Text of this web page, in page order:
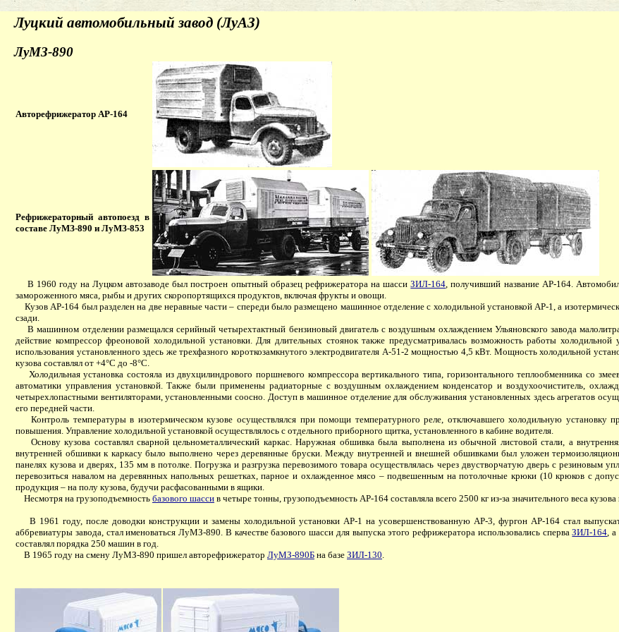
Луцкий автомобильный завод (ЛуАЗ)
ЛуМЗ-890
Авторефрижератор АР-164
Рефрижераторный автопоезд в
составе ЛуМЗ-890 и ЛуМЗ-853
В 1960 году на Луцком автозаводе был построен опытный образец рефрижератора на шассиЗИЛ-164, получивший название АР-164.
замороженного мяса, рыбы и других скоропортящихся продуктов, включая фрукты и овощи.
Кузов АР-164 был разделен на две неравные части – спереди было размещено машинное отделение с холодильной установкой АР-1, а
сзади.
В машинном отделении размещался серийный четырехтактный бензиновый двигатель с воздушным охлаждением Ульяновского завода
действие компрессор фреоновой холодильной установки. Для длительных стоянок также предусматривалась возможность работы
использования установленного здесь же трехфазного короткозамкнутого электродвигателя А-51-2 мощностью 4,5 кВт. Мощность холодильной
кузова составлял от +4°С до -8°С.
Холодильная установка состояла из двухцилиндрового поршневого компрессора вертикального типа, горизонтального теплообменника со
автоматики управления установкой. Также были применены радиаторные с воздушным охлаждением конденсатор и воздухоочиститель,
четырехлопастными вентиляторами, установленными соосно. Доступ в машинное отделение для обслуживания установленных здесь агрегатов
его передней части.
Контроль температуры в изотермическом кузове осуществлялся при помощи температурного реле, отключавшего холодильную установку
повышения. Управление холодильной установкой осуществлялось с отдельного приборного щитка, установленного в кабине водителя.
Основу кузова составлял сварной цельнометаллический каркас. Наружная обшивка была выполнена из обычной листовой стали, а
внутренней обшивки к каркасу было выполнено через деревянные бруски. Между внутренней и внешней обшивками был уложен
панелях кузова и дверях, 135 мм в потолке. Погрузка и разгрузка перевозимого товара осуществлялась через двустворчатую дверь с
перевозиться навалом на деревянных напольных решетках, парное и охлажденное мясо – подвешенным на потолочные крюки (10 крюков с
продукция – на полу кузова, будучи расфасованными в ящики.
Несмотря на грузоподъемность базового шасси в четыре тонны, грузоподъемность АР-164 составляла всего 2500 кг из-за значительного веса
В 1961 году, после доводки конструкции и замены холодильной установки АР-1 на усовершенствованную АР-3, фургон АР-164 стал
аббревиатуры завода, стал именоваться ЛуМЗ-890. В качестве базового шасси для выпуска этого рефрижератора использовались сперваЗИЛ-164, а
составлял порядка 250 машин в год.
В 1965 году на смену ЛуМЗ-890 пришел авторефрижератор ЛуМЗ-890Б на базе ЗИЛ-130.